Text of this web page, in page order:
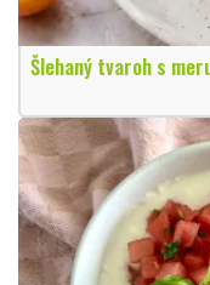
Šlehaný tvaroh s